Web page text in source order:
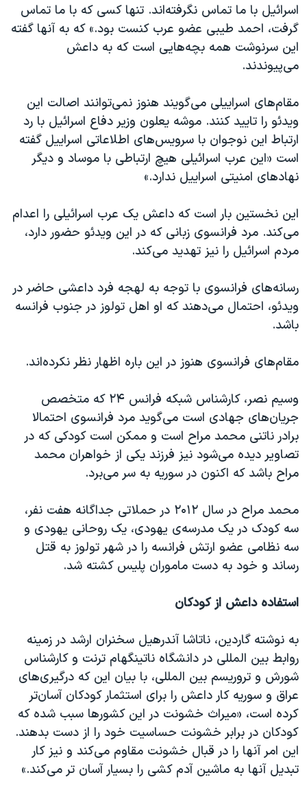
اسرائیل با ما تماس نگرفته‌اند. تنها کسی که با ما تماس
گرفت، احمد طیبی عضو عرب کنست بود.» که به آنها گفته
این سرنوشت همه بچه‌هایی است که به داعش
می‌پیوندند.
مقام‌های اسراییلی می‌گویند هنوز نمی‌توانند اصالت این
ویدئو را تایید کنند. موشه یعلون وزیر دفاع اسرائیل با رد
ارتباط این نوجوان با سرویس‌های اطلاعاتی اسراییل گفته
است «این عرب اسرائیلی هیچ ارتباطی با موساد و دیگر
نهادهای امنیتی اسراییل ندارد.»
این نخستین بار است که داعش یک عرب اسرائیلی را اعدام
می‌کند. مرد فرانسوی زبانی که در این ویدئو حضور دارد،
مردم اسرائیل را نیز تهدید می‌کند.
رسانه‌های فرانسوی با توجه به لهجه‌ فرد داعشی حاضر در
ویدئو، احتمال می‌دهند که او اهل تولوز در جنوب فرانسه
باشد.
مقام‌های فرانسوی هنوز در این باره اظهار نظر نکرده‌اند.
وسیم نصر، کارشناس شبکه فرانس ۲۴ که متخصص
جریان‌های جهادی است می‌گوید مرد فرانسوی احتمالا
برادر ناتنی محمد مراح است و ممکن است کودکی که در
تصاویر دیده می‌شود نیز فرزند یکی از خواهران محمد
مراح باشد که اکنون در سوریه به سر می‌برد.
محمد مراح در سال ۲۰۱۲ در حملاتی جداگانه هفت نفر،
سه کودک در یک مدرسه‌ی یهودی، یک روحانی یهودی و
سه نظامی عضو ارتش فرانسه را در شهر تولوز به قتل
رساند و خود به دست ماموران پلیس کشته شد.
استفاده داعش از کودکان
به نوشته گاردین، ناتاشا آندرهیل سخنران ارشد در زمینه
روابط بین المللی در دانشگاه ناتینگهام ترنت و کارشناس
شورش و تروریسم بین المللی، با بیان این که درگیری‌های
عراق و سوریه کار داعش را برای استثمار کودکان آسان‌تر
کرده است، «میراث خشونت در این کشورها سبب شده که
کودکان در برابر خشونت حساسیت خود را از دست بدهند.
این امر آنها را در قبال خشونت مقاوم می‌کند و نیز کار
تبدیل آنها به ماشین آدم کشی را بسیار آسان تر می‌کند.»